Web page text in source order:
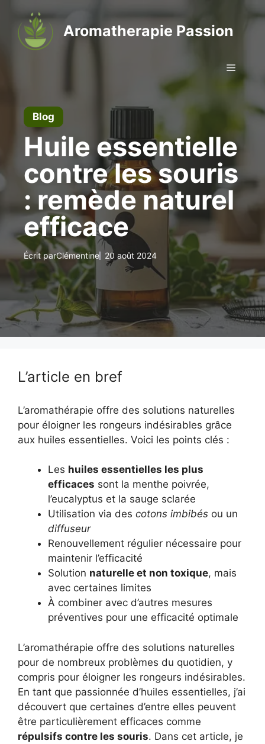
contenu
Aromatherapie Passion
Menu
Blog
Huile essentielle
contre les souris
: remède naturel
efficace
Écrit parClémentine 20 août 2024
L’article en bref
L’aromathérapie offre des solutions naturelles
pour éloigner les rongeurs indésirables grâce
aux huiles essentielles. Voici les points clés :
Les huiles essentielles les plus
efficaces sont la menthe poivrée,
l’eucalyptus et la sauge sclarée
Utilisation via des cotons imbibés ou un
diffuseur
Renouvellement régulier nécessaire pour
maintenir l’efficacité
Solution naturelle et non toxique, mais
avec certaines limites
À combiner avec d’autres mesures
préventives pour une efficacité optimale
L’aromathérapie offre des solutions naturelles
pour de nombreux problèmes du quotidien, y
compris pour éloigner les rongeurs indésirables.
En tant que passionnée d’huiles essentielles, j’ai
découvert que certaines d’entre elles peuvent
être particulièrement efficaces comme
répulsifs contre les souris. Dans cet article, je